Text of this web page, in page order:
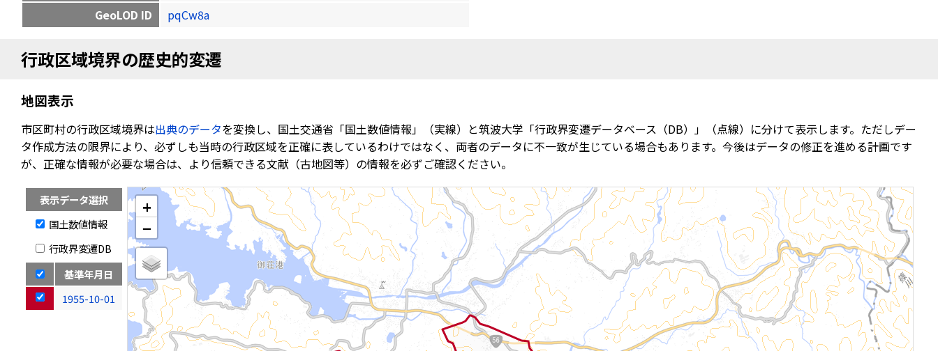
GeoLOD ID
pqCw8a
行政区域境界の歴史的変遷
地図表示
市区町村の行政区域境界は出典のデータを変換し、国土交通省「国土数値情報」（実線）と筑波大学「行政界変遷データベース（DB）」（点線）に分けて表示します。ただしデー
タ作成方法の限界により、必ずしも当時の行政区域を正確に表しているわけではなく、両者のデータに不一致が生じている場合もあります。今後はデータの修正を進める計画です
が、正確な情報が必要な場合は、より信頼できる文献（古地図等）の情報を必ずご確認ください。
表示データ選択
国土数値情報
行政界変遷DB
基準年月日
1955-10-01
+
−